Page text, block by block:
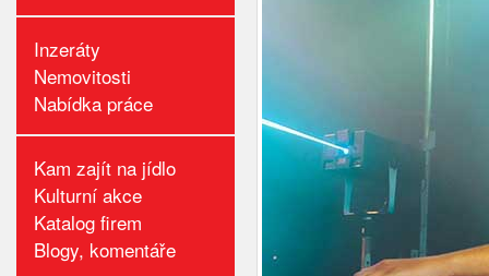
Inzeráty
Nemovitosti
Nabídka práce
Kam zajít na jídlo
Kulturní akce
Katalog firem
Blogy, komentáře